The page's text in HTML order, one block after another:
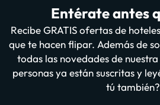
Entérate antes
Recibe GRATIS ofertas de
que te hacen flipar. Además de
todas las novedades de
personas ya están suscritas y
tú también?